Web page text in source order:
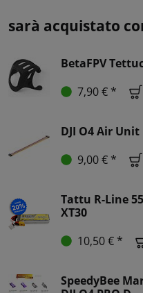
sarà acquistato
BetaFPV
7,90 € *
DJI O4 Air
9,00 € *
Tattu R-Line
XT30
10,50 € *
SpeedyBee